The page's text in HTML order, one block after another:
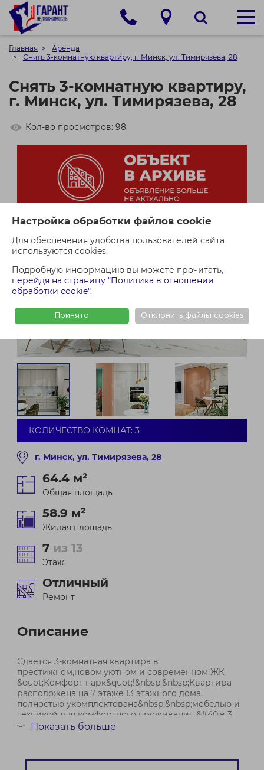
Настройка обработки файлов cookie
Для обеспечения удобства пользователей сайта
используются cookies.
Подробную информацию вы можете прочитать,
перейдя на страницу "Политика в отношении
обработки cookie".
Принято Отклонить файлы cookies
Главная
Аренда
Снять 3-комнатную квартиру, г. Минск, ул. Тимирязева, 28
Снять 3-комнатную квартиру,
г. Минск, ул. Тимирязева, 28
Кол-во просмотров: 98
КОЛИЧЕСТВО КОМНАТ: 3
г. Минск, ул. Тимирязева, 28
64.4 м²
Общая площадь
58.9 м²
Жилая площадь
7 из 13
Этаж
Отличный
Ремонт
Описание
Сдаётся 3-комнатная квартира в
престижном,новом,уютном и современном ЖК
&quot;Комфорт парк&quot;!&nbsp;&nbsp;Квартира
расположена на 7 этаже 13 этажного дома,
полностью укомплектована&nbsp;&nbsp;мебелью и
техникой для комфортного проживания &#40;в 3
комнате установлен диван-кровать для сна&#41;.
﹀ Показать больше